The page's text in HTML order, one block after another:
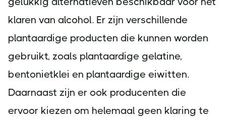
klaren van alcohol. Er zijn verschillende
plantaardige producten die kunnen worden
gebruikt, zoals plantaardige gelatine,
bentonietklei en plantaardige eiwitten.
Daarnaast zijn er ook producenten die
ervoor kiezen om helemaal geen klaring te